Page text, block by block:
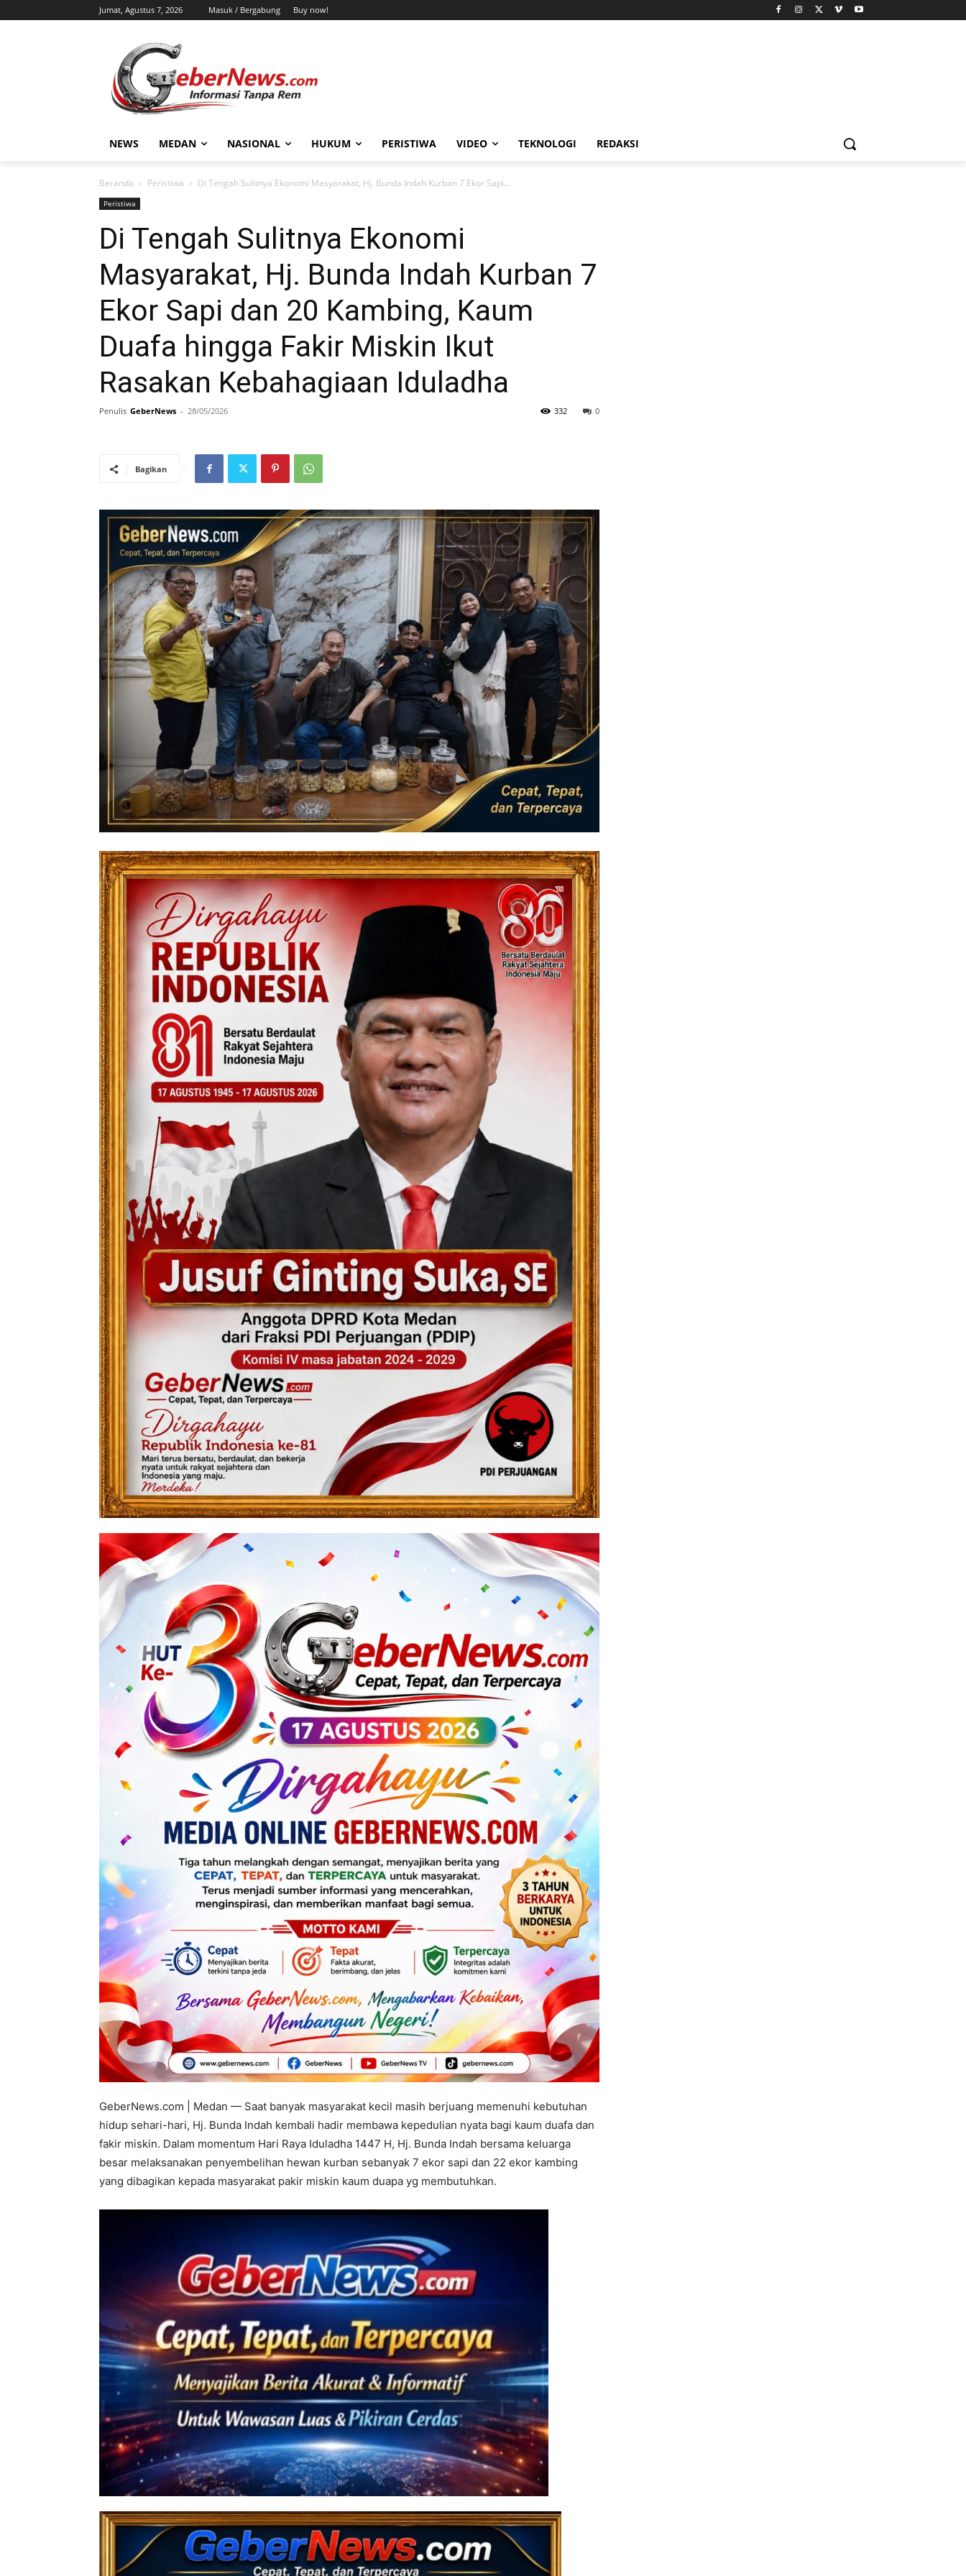
Jumat, Agustus 7, 2026 Masuk / Bergabung Buy now!
NEWS MEDAN NASIONAL HUKUM PERISTIWA VIDEO TEKNOLOGI REDAKSI
Beranda Peristiwa Di Tengah Sulitnya Ekonomi Masyarakat, Hj. Bunda Indah Kurban 7 Ekor Sapi...
Peristiwa
Di Tengah Sulitnya Ekonomi
Masyarakat, Hj. Bunda Indah Kurban 7
Ekor Sapi dan 20 Kambing, Kaum
Duafa hingga Fakir Miskin Ikut
Rasakan Kebahagiaan Iduladha
Penulis GeberNews - 28/05/2026 0
332
Bagikan
GeberNews.com | Medan — Saat banyak masyarakat kecil masih berjuang memenuhi kebutuhan
hidup sehari-hari, Hj. Bunda Indah kembali hadir membawa kepedulian nyata bagi kaum duafa dan
fakir miskin. Dalam momentum Hari Raya Iduladha 1447 H, Hj. Bunda Indah bersama keluarga
besar melaksanakan penyembelihan hewan kurban sebanyak 7 ekor sapi dan 22 ekor kambing
yang dibagikan kepada masyarakat pakir miskin kaum duapa yg membutuhkan.